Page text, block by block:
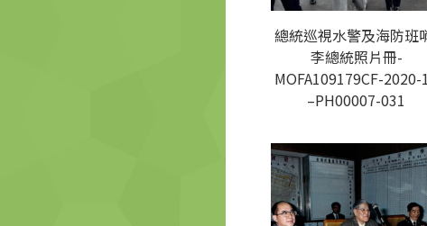
總統巡視水警及海防班
李總統照片冊-
MOFA109179CF-2020-
–PH00007-031